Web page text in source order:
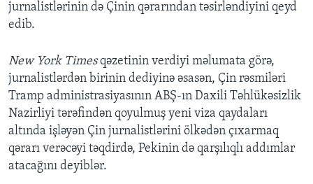
jurnalistlərinin də Çinin qərarından təsirləndiyini qeyd
edib.
New York Timesqəzetinin verdiyi məlumata görə,
jurnalistlərdən birinin dediyinə əsasən, Çin rəsmiləri
Tramp administrasiyasının ABŞ-ın Daxili Təhlükəsizlik
Nazirliyi tərəfindən qoyulmuş yeni viza qaydaları
altında işləyən Çin jurnalistlərini ölkədən çıxarmaq
qərarı verəcəyi təqdirdə, Pekinin də qarşılıqlı addımlar
atacağını deyiblər.